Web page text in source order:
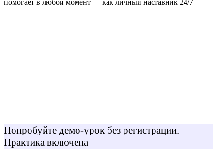
помогает в любой момент — как личный наставник 24/7
Попробуйте демо-урок без регистрации.
Практика включена